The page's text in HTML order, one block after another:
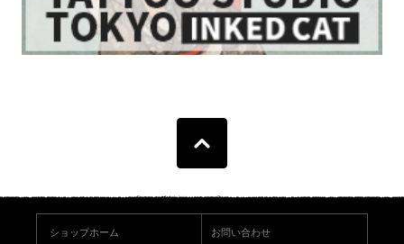
ショップホーム お問い合わせ